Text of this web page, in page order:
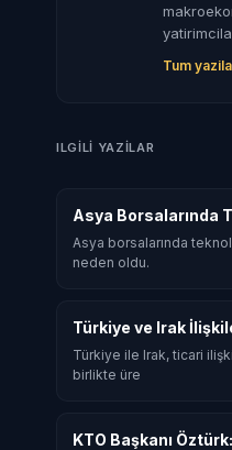
Tum
ILGILI YAZILAR
Asya Borsalarında
Asya borsalarında
neden oldu.
Türkiye ve Irak
Türkiye ile Irak, ticari
birlikte üre
KTO Başkanı